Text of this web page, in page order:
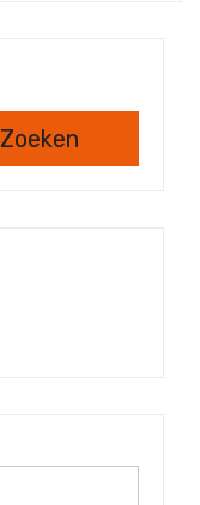
Zoeken